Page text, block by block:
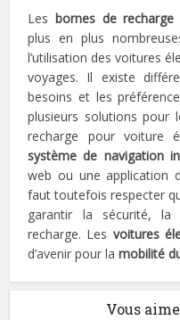
Les bornes de
plus en plus
l’utilisation des voitures
voyages. Il existe
besoins et les
plusieurs solutions pour
recharge pour voiture
système de navigation
web ou une application
faut toutefois respecter
garantir la sécurité, la
recharge. Les voitures
d’avenir pour lamobilité
Vous